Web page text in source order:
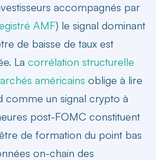
accompagnés par
AMF) le signal dominant
de baisse de taux est
La corrélation structurelle
américains oblige à lire
comme un signal crypto à
post-FOMC constituent
de formation du point bas
on-chain des